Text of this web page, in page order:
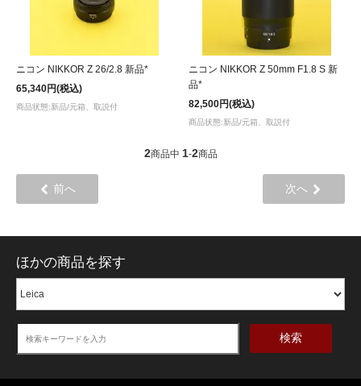
ニコン NIKKOR Z 26/2.8 新品*
65,340円(税込)
商品状態:新品/元箱、取説付
ニコン NIKKOR Z 50mm F1.8 S 新
品*
82,500円(税込)
商品状態:新品/元箱、取説付
2商品中 1-2商品
前へ 次へ
ほかの商品を探す
検索